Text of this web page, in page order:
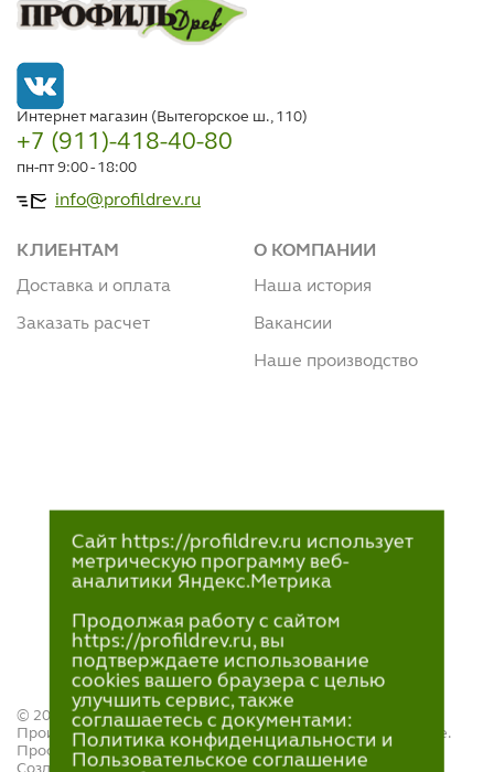
Интернет магазин (Вытегорское ш., 110)
+7 (911)-418-40-80
пн-пт 9:00 - 18:00
info@profildrev.ru
КЛИЕНТАМ
Доставка и оплата
Заказать расчет
О КОМПАНИИ
Наша история
Вакансии
Наше производство
© 2021—2023
Производство и продажа пиломатериалов в Петрозаводске.
ПрофильДрев.
Создание и поддержка сайта — «Артлекс»
Сайт https://profildrev.ru использует
метрическую программу веб-
аналитики Яндекс.Метрика
Продолжая работу с сайтом
https://profildrev.ru, вы
подтверждаете использование
cookies вашего браузера с целью
улучшить сервис, также
соглашаетесь с документами:
Политика конфиденциальности и
Пользовательское соглашение